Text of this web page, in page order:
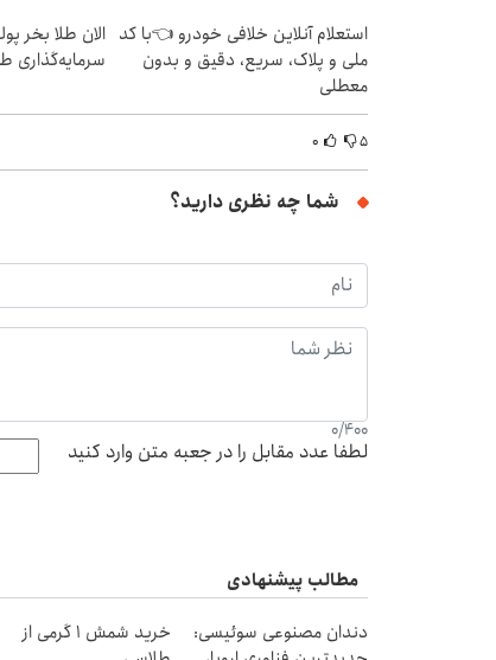
استعلام آنلاین خلافی خودرو 👈با کد
ملی و پلاک، سریع، دقیق و بدون
معطلی
سرمایه‌گذاری
۵ ۰
شما چه نظری دارید؟
0/400
لطفا عدد مقابل را در جعبه متن وارد کنید
مطالب پیشنهادی
دندان مصنوعی سوئیسی:
خرید شمش 1 گرمی از